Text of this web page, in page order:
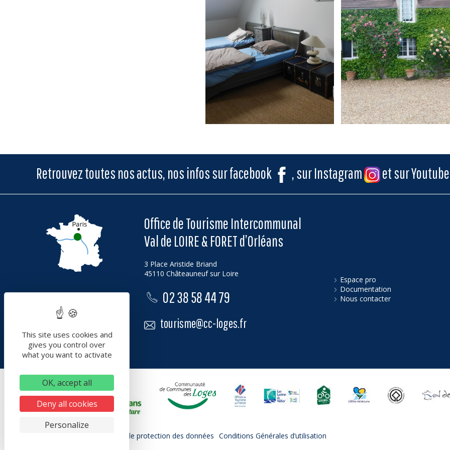
Retrouvez toutes nos actus, nos infos sur facebook , sur Instagram et sur
Office de Tourisme Intercommunal
Val de LOIRE & FORET d’Orléans
3 Place Aristide Briand
45110 Châteauneuf sur Loire
02 38 58 44 79
tourisme@cc-loges.fr
Espace pro
Documentation
Nous contacter
Politique de protection des données Conditions Générales d’utilisation
This site uses cookies and
gives you control over
what you want to activate
OK, accept all
Deny all cookies
Personalize